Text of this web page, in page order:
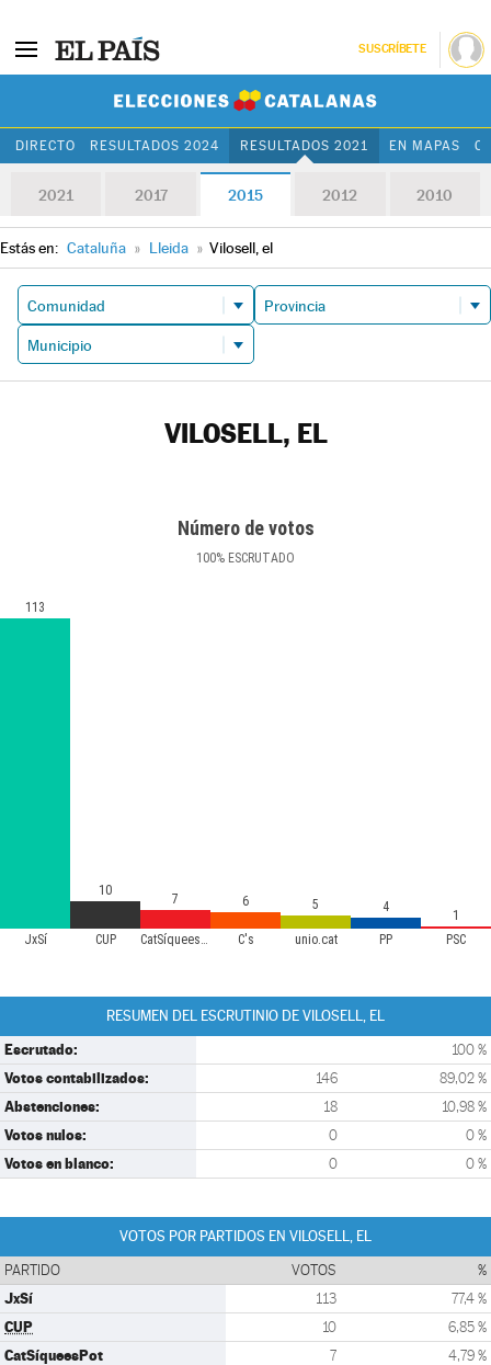
SUSCRÍBETE
DIRECTO RESULTADOS 2024 RESULTADOS 2021 EN MAPAS
2021 2017 2015 2012 2010
Estás en: Cataluña » Lleida » Vilosell, el
VILOSELL, EL
Número de votos
100% ESCRUTADO
JxSí CUP CatSíqueesPot C's unio.cat PP PSC
113
10
7 6 5 4
1
RESUMEN DEL ESCRUTINIO DE VILOSELL, EL
Escrutado: 100 %
Votos contabilizados: 146 89,02 %
Abstenciones: 18 10,98 %
Votos nulos: 0 0 %
Votos en blanco: 0 0 %
VOTOS POR PARTIDOS EN VILOSELL, EL
PARTIDO VOTOS %
JxSí 113 77,4 %
CUP 10 6,85 %
CatSíqueesPot 7 4,79 %